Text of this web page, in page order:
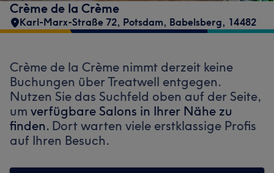
Crème de la Crème
Karl-Marx-Straße 72, Potsdam, Babelsberg, 14482
Crème de la Crème nimmt derzeit keine
Buchungen über Treatwell entgegen.
Nutzen Sie das Suchfeld oben auf der Seite,
um verfügbare Salons in Ihrer Nähe zu
finden. Dort warten viele erstklassige Profis
auf Ihren Besuch.